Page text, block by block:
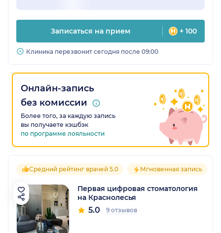
Записаться на прием + 100
Клиника перезвонит сегодня после 09:00
Онлайн-запись
без комиссии
Более того, за каждую запись
вы получаете кэшбэк
по программе лояльности
Средний рейтинг врачей 5.0 Мгновенная запись
Первая цифровая стоматология
на Краснолесья
5.0 9 отзывов